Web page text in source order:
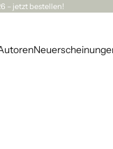
– jetzt bestellen!